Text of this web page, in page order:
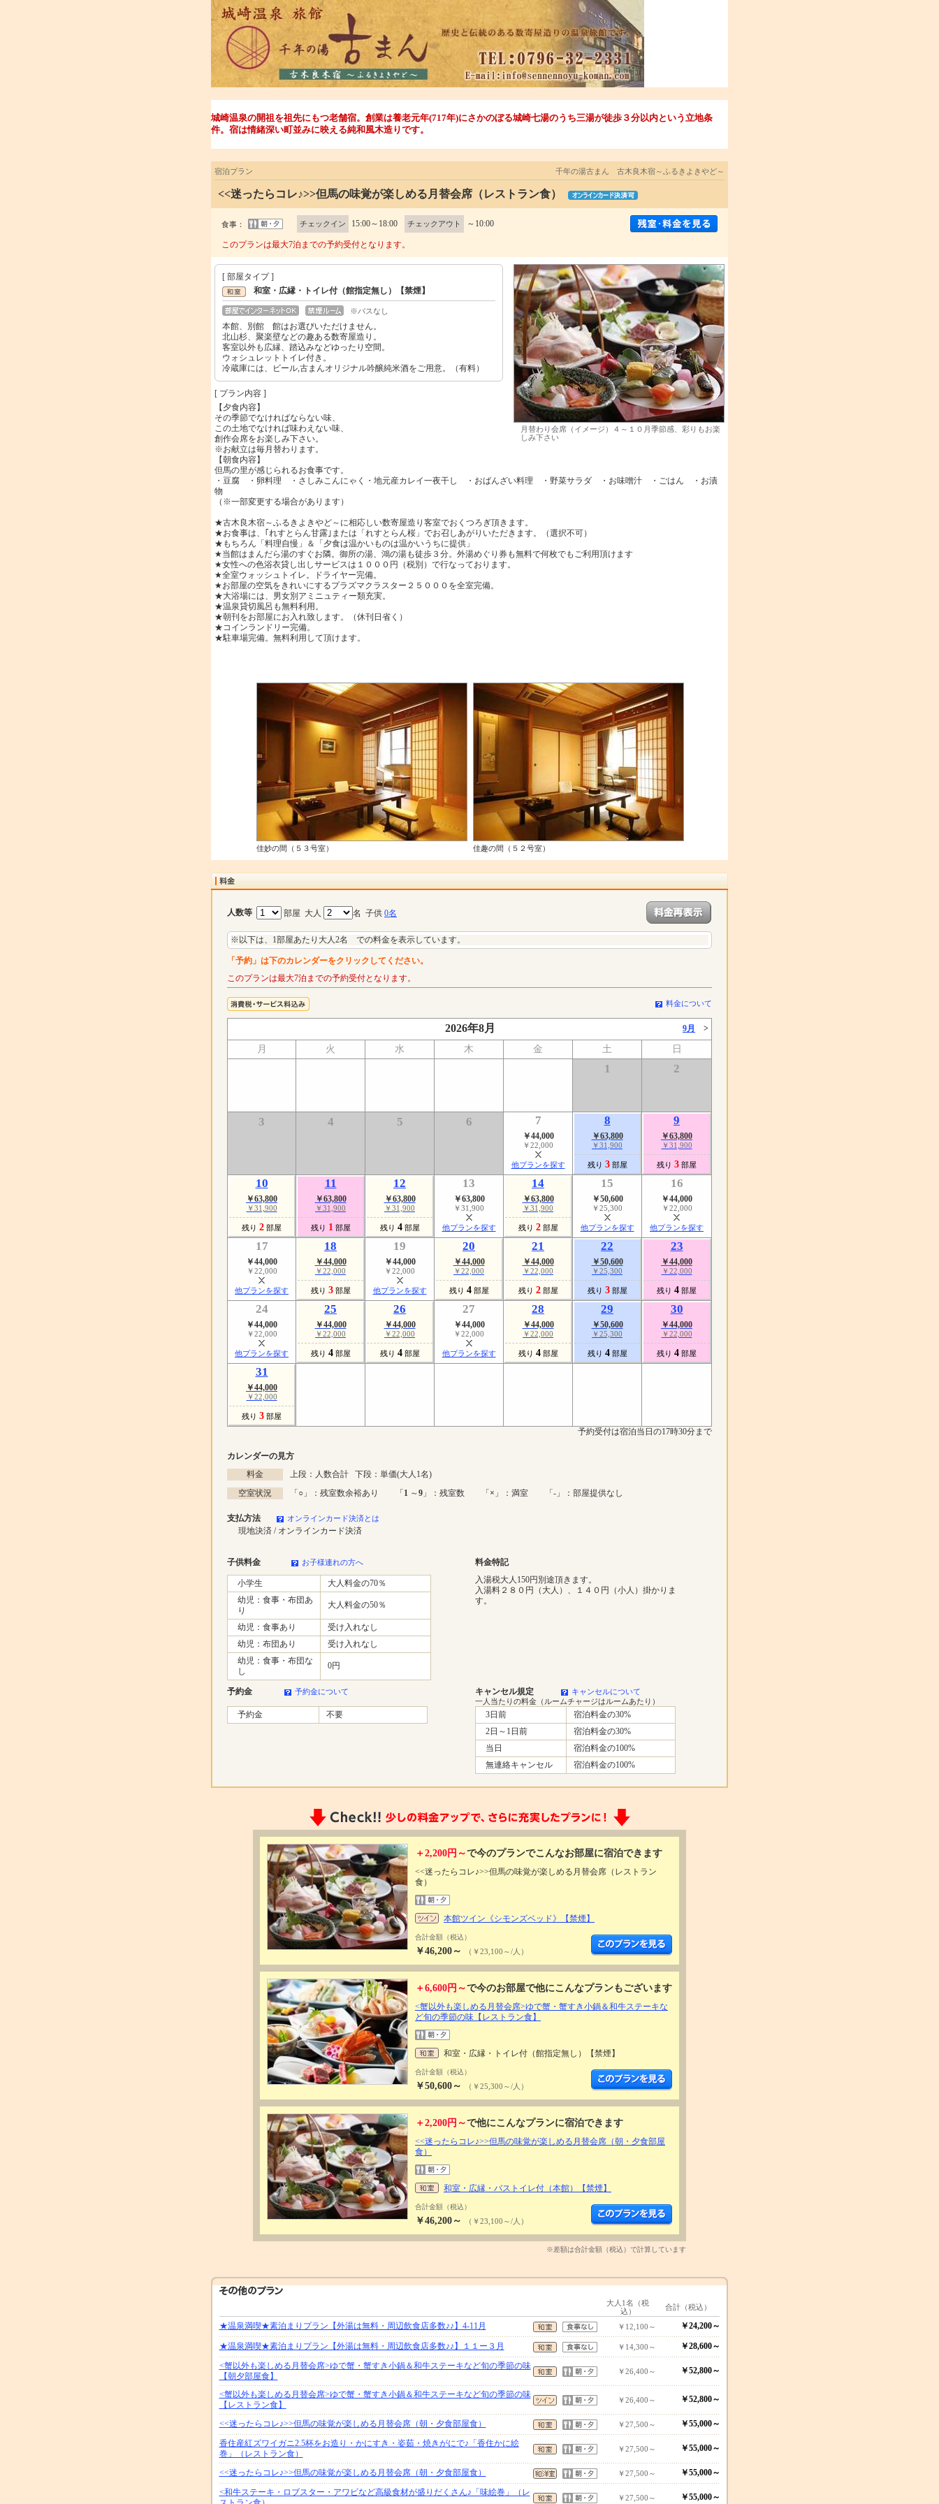
城崎温泉の開祖を祖先にもつ老舗宿。創業は養老元年(717年)にさかのぼる城崎七湯のうち三湯が徒歩３分以内という立地条
件。宿は情緒深い町並みに映える純和風木造りです。
宿泊プラン 千年の湯古まん 古木良木宿～ふるきよきやど～
<<迷ったらコレ♪>>但馬の味覚が楽しめる月替会席（レストラン食）
食事： チェックイン 15:00～18:00 チェックアウト ～10:00
このプランは最大7泊までの予約受付となります。
[ 部屋タイプ ]
和室・広縁・トイレ付（館指定無し）【禁煙】
※バスなし
本館、別館 館はお選びいただけません。
北山杉、聚楽壁などの趣ある数寄屋造り。
客室以外も広縁、踏込みなどゆったり空間。
ウォシュレットトイレ付き。
冷蔵庫には、ビール,古まんオリジナル吟醸純米酒をご用意。（有料）
月替わり会席（イメージ）４～１０月季節感、彩りもお楽
しみ下さい
[ プラン内容 ]
【夕食内容】
その季節でなければならない味、
この土地でなければ味わえない味、
創作会席をお楽しみ下さい。
※お献立は毎月替わります。
【朝食内容】
但馬の里が感じられるお食事です。
・豆腐 ・卵料理 ・さしみこんにゃく・地元産カレイ一夜干し ・おばんざい料理 ・野菜サラダ ・お味噌汁 ・ごはん ・お漬
物
（※一部変更する場合があります）
★古木良木宿～ふるきよきやど～に相応しい数寄屋造り客室でおくつろぎ頂きます。
★お食事は、｢れすとらん甘露｣または「れすとらん桜」でお召しあがりいただきます。（選択不可）
★もちろん「料理自慢」＆「夕食は温かいものは温かいうちに提供」
★当館はまんだら湯のすぐお隣。御所の湯、鴻の湯も徒歩３分。外湯めぐり券も無料で何枚でもご利用頂けます
★女性への色浴衣貸し出しサービスは１０００円（税別）で行なっております。
★全室ウォッシュトイレ。ドライヤー完備。
★お部屋の空気をきれいにするプラズマクラスター２５０００を全室完備。
★大浴場には、男女別アミニュティー類充実。
★温泉貸切風呂も無料利用。
★朝刊をお部屋にお入れ致します。（休刊日省く）
★コインランドリー完備。
★駐車場完備。無料利用して頂けます。
佳妙の間（５３号室） 佳趣の間（５２号室）
人数等 部屋 大人 名 子供 0名
※以下は、1部屋あたり大人2名 での料金を表示しています。
「予約」は下のカレンダーをクリックしてください。
このプランは最大7泊までの予約受付となります。
料金について
2026年8月 9月 >
月 火 水 木 金 土 日
1 2
3 4 5 6 7
￥44,000
￥22,000
他プランを探す
8
￥63,800
￥31,900
残り 3 部屋
9
￥63,800
￥31,900
残り 3 部屋
10
￥63,800
￥31,900
残り 2 部屋
11
￥63,800
￥31,900
残り 1 部屋
12
￥63,800
￥31,900
残り 4 部屋
13
￥63,800
￥31,900
他プランを探す
14
￥63,800
￥31,900
残り 2 部屋
15
￥50,600
￥25,300
他プランを探す
16
￥44,000
￥22,000
他プランを探す
17
￥44,000
￥22,000
他プランを探す
18
￥44,000
￥22,000
残り 3 部屋
19
￥44,000
￥22,000
他プランを探す
20
￥44,000
￥22,000
残り 4 部屋
21
￥44,000
￥22,000
残り 2 部屋
22
￥50,600
￥25,300
残り 3 部屋
23
￥44,000
￥22,000
残り 4 部屋
24
￥44,000
￥22,000
他プランを探す
25
￥44,000
￥22,000
残り 4 部屋
26
￥44,000
￥22,000
残り 4 部屋
27
￥44,000
￥22,000
他プランを探す
28
￥44,000
￥22,000
残り 4 部屋
29
￥50,600
￥25,300
残り 4 部屋
30
￥44,000
￥22,000
残り 4 部屋
31
￥44,000
￥22,000
残り 3 部屋
予約受付は宿泊当日の17時30分まで
カレンダーの見方
料金
上段：人数合計 下段：単価(大人1名)
空室状況
「○ 」：残室数余裕あり 「1 ～9 」：残室数 「× 」：満室 「-」：部屋提供なし
支払方法 オンラインカード決済とは
現地決済 / オンラインカード決済
子供料金 お子様連れの方へ 料金特記
小学生
大人料金の70％
幼児：食事・布団あ
り
大人料金の50％
幼児：食事あり
受け入れなし
幼児：布団あり
受け入れなし
幼児：食事・布団な
し
0円
入湯税大人150円別途頂きます。
入湯料２８０円（大人）、１４０円（小人）掛かりま
す。
予約金 予約金について キャンセル規定
キャンセルについて
一人当たりの料金（ルームチャージはルームあたり）
予約金 不要 3日前
宿泊料金の30%
2日～1日前
宿泊料金の30%
当日
宿泊料金の100%
無連絡キャンセル
宿泊料金の100%
＋2,200円～で今のプランでこんなお部屋に宿泊できます
<<迷ったらコレ♪>>但馬の味覚が楽しめる月替会席（レストラン
食）
本館ツイン《シモンズベッド》【禁煙】
合計金額（税込）
￥46,200～ （￥23,100～/人）
＋6,600円～で今のお部屋で他にこんなプランもございます
<蟹以外も楽しめる月替会席>ゆで蟹・蟹すき小鍋＆和牛ステーキな
ど旬の季節の味【レストラン食】
和室・広縁・トイレ付（館指定無し）【禁煙】
合計金額（税込）
￥50,600～ （￥25,300～/人）
＋2,200円～で他にこんなプランに宿泊できます
<<迷ったらコレ♪>>但馬の味覚が楽しめる月替会席（朝・夕食部屋
食）
和室・広縁・バストイレ付（本館）【禁煙】
合計金額（税込）
￥46,200～ （￥23,100～/人）
※差額は合計金額（税込）で計算しています
大人1名（税
込）
合計（税込）
★温泉満喫★素泊まりプラン【外湯は無料・周辺飲食店多数♪♪】4-11月 ￥12,100～ ￥24,200～
★温泉満喫★素泊まりプラン【外湯は無料・周辺飲食店多数♪♪】１１ー３月 ￥14,300～
￥28,600～
<蟹以外も楽しめる月替会席>ゆで蟹・蟹すき小鍋＆和牛ステーキなど旬の季節の味
【朝夕部屋食】
￥26,400～ ￥52,800～
<蟹以外も楽しめる月替会席>ゆで蟹・蟹すき小鍋＆和牛ステーキなど旬の季節の味
【レストラン食】
￥26,400～ ￥52,800～
<<迷ったらコレ♪>>但馬の味覚が楽しめる月替会席（朝・夕食部屋食） ￥27,500～
￥55,000～
香住産紅ズワイガニ2.5杯をお造り・かにすき・姿茹・焼きがにで♪「香住かに絵
巻」（レストラン食）
￥27,500～ ￥55,000～
<<迷ったらコレ♪>>但馬の味覚が楽しめる月替会席（朝・夕食部屋食） ￥27,500～
￥55,000～
<和牛ステーキ・ロブスター・アワビなど高級食材が盛りだくさん♪「味絵巻」（レ
￥27,500～ ￥55,000～